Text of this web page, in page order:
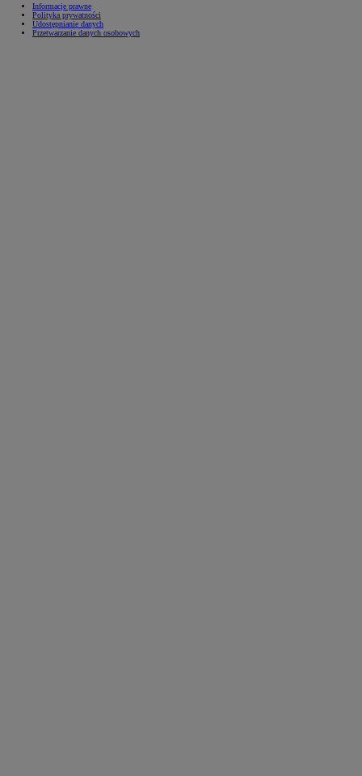
Informacje prawne
Polityka prywatności
Udostępnianie danych
Przetwarzanie danych osobowych